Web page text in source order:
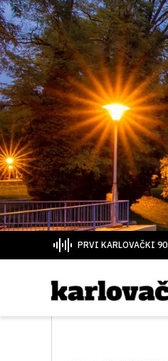
PRVI KARLOVAČKI